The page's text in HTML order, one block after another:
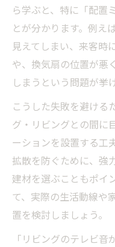
ら学ぶと、特に「配置
とが分かります。例え
見えてしまい、来客時
や、換気扇の位置が悪
しまうという問題が挙
こうした失敗を避ける
グ・リビングとの間に
ーションを設置する工
拡散を防ぐために、強
建材を選ぶこともポイ
て、実際の生活動線や
置を検討しましょう。
「リビングのテレビ